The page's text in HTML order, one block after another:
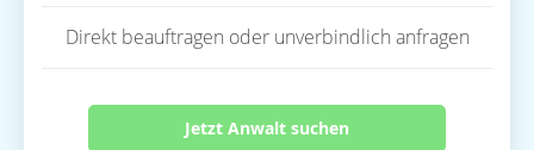
Direkt beauftragen oder unverbindlich anfragen
Jetzt Anwalt suchen